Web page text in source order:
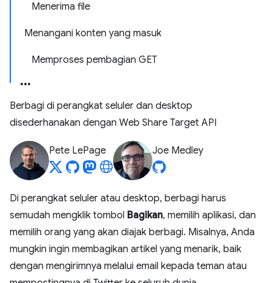
Menerima file
Menangani konten yang masuk
Memproses pembagian GET
Berbagi di perangkat seluler dan desktop
disederhanakan dengan Web Share Target API
Pete LePage Joe Medley
Di perangkat seluler atau desktop, berbagi harus
semudah mengklik tombol Bagikan, memilih aplikasi, dan
memilih orang yang akan diajak berbagi. Misalnya, Anda
mungkin ingin membagikan artikel yang menarik, baik
dengan mengirimnya melalui email kepada teman atau